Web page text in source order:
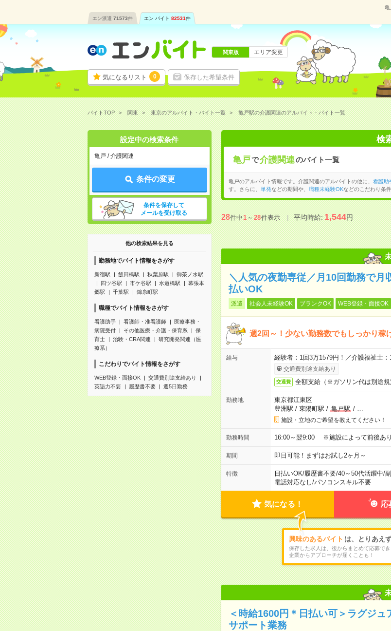
亀
エン派遣 71573件 エン バイト 82531件
気になるリスト 0 保存した希望条件
関東版 エリア変更
バイトTOP 関東 東京のアルバイト・バイト一覧 亀戸駅の介護関連のアルバイト・バイト一覧
設定中の検索条件
亀戸 / 介護関連
条件の変更
条件を保存して
メールを受け取る
他の検索結果を見る
勤務地でバイト情報をさがす
新宿駅 飯田橋駅 秋葉原駅
御茶ノ水駅
四ツ谷駅
市ケ谷駅 水道橋駅
幕張本
郷駅
千葉駅 錦糸町駅
職種でバイト情報をさがす
看護助手 看護師・准看護師
医療事務・
病院受付
その他医療・介護・保育系
保
育士
治験・CRA関連
研究開発関連（医
療系）
こだわりでバイト情報をさがす
WEB登録・面接OK
交通費別途支給あり
英語力不要
履歴書不要 週5日勤務
検
亀戸で介護関連のバイト一覧
亀戸のアルバイト情報です。介護関連のアルバイトの他に、 看護助
す。さらに、
単発などの期間や、 職種未経験OKなどのこだわり条
28件中1～28件表示 平均時給:1,544円
＼人気の夜勤専従／月10回勤務で月
払いOK
派遣 社会人未経験OK ブランクOK WEB登録・面接OK
週2回～！少ない勤務数でもしっかり稼
給与 経験者：1回3万1579円！／介護福祉士
交通費別途支給あり
交通費 全額支給（※ガソリン代は別途規
勤務地
東京都江東区
豊洲駅 / 東陽町駅 / 亀戸駅/
施設・立地のご希望を教えてください！
勤務時間 16:00～翌9:00 ※施設によって前後あり
期間 即日可能！まずはお試し2ヶ月～
特徴 日払いOK/履歴書不要/40～50代活躍中/
電話対応なし/パソコンスキル不要
気になる！ 応
興味のあるバイト は、とりあえ
保存した求人は、後からまとめて応募でき
企業からアプローチが届くことも！
＜時給1600円＊日払い可＞ラグジ
サポート業務